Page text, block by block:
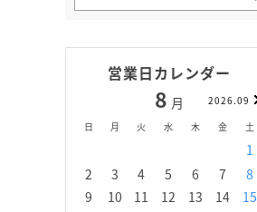
営業日カレンダー
8 月
2026.09
日
月 火 水 木 金 土
1
2
3 4 5 6 7
8
9
10 11 12 13 14
15